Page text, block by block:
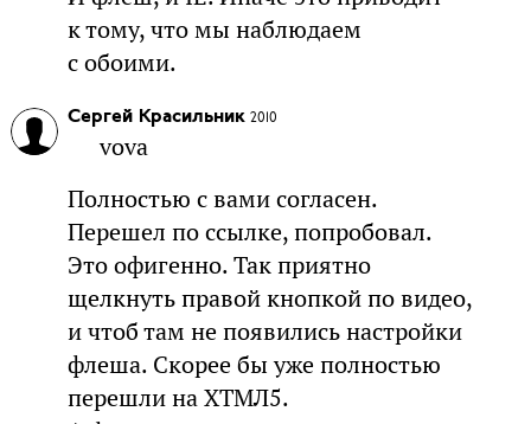
к тому, что мы наблюдаем
с обоими.
Сергей Красильник 2010
vova
Полностью с вами согласен.
Перешел по ссылке, попробовал.
Это офигенно. Так приятно
щелкнуть правой кнопкой по видео,
и чтоб там не появились настройки
флеша. Скорее бы уже полностью
перешли на ХТМЛ5.